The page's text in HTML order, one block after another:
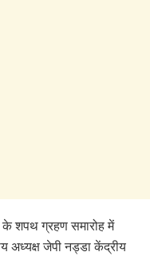
के शपथ ग्रहण समारोह में
अध्यक्ष जेपी नड्डा केंद्रीय